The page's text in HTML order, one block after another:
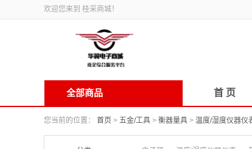
欢迎您来到 桂采商城！
全部商品 首 页
您当前的位置： 首页 > 五金/工具 > 衡器量具 > 温度/湿度仪器仪